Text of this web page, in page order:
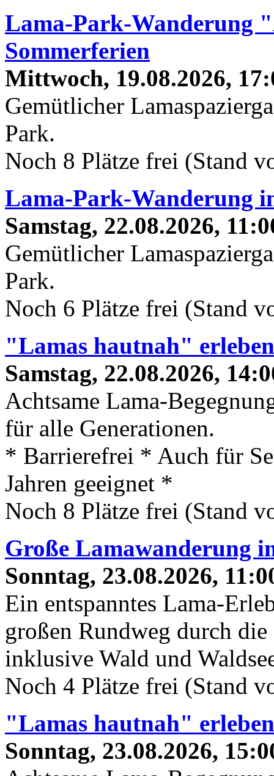
Lama-Park-Wanderung
Sommerferien
Mittwoch, 19.08.2026,
Gemütlicher
Park.
Noch 8 Plätze frei (Stand
Lama-Park-Wanderung
Samstag, 22.08.2026,
Gemütlicher
Park.
Noch 6 Plätze frei (Stand
"Lamas hautnah" erleben
Samstag, 22.08.2026,
Achtsame Lama-
für alle Generationen.
* Barrierefrei * Auch für
Jahren geeignet *
Noch 8 Plätze frei (Stand
Große Lamawanderung
Sonntag, 23.08.2026,
Ein entspanntes Lama-
großen Rundweg durch
inklusive Wald und
Noch 4 Plätze frei (Stand
"Lamas hautnah" erleben
Sonntag, 23.08.2026,